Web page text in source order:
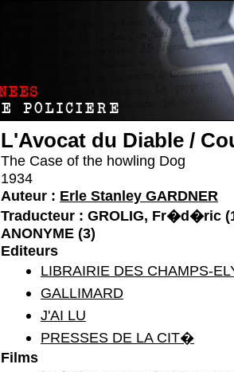
L'Avocat du Diable /
The Case of the howling Dog
1934
Auteur : Erle Stanley GARDNER
Traducteur : GROLIG, Fr�d�ric
ANONYME (3)
Editeurs
LIBRAIRIE DES CHAMPS-
GALLIMARD
J'AI LU
PRESSES DE LA CIT�
Films